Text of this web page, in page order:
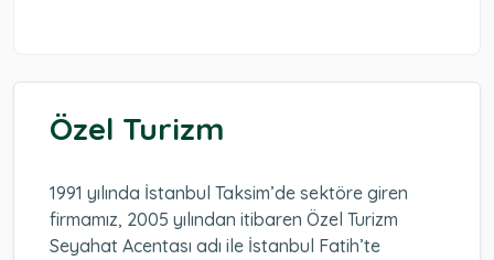
Özel Turizm
1991 yılında İstanbul Taksim’de sektöre giren
firmamız, 2005 yılından itibaren Özel Turizm
Seyahat Acentası adı ile İstanbul Fatih’te